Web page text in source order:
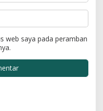
web saya pada peramban